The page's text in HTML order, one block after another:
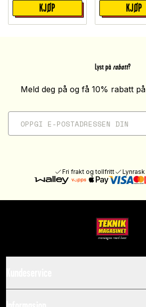
KJØP KJØP
Lyst på rabatt?
Meld deg på og få 10% rabatt
Fri frakt og tollfritt